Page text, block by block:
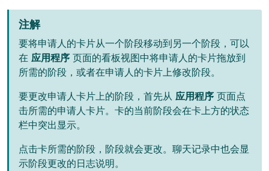
注解
要将申请人的卡片从一个阶段移动到另一个阶段，可以
在 应用程序 页面的看板视图中将申请人的卡片拖放到
所需的阶段，或者在申请人的卡片上修改阶段。
要更改申请人卡片上的阶段，首先从 应用程序 页面点
击所需的申请人卡片。卡的当前阶段会在卡上方的状态
栏中突出显示。
点击卡所需的阶段，阶段就会更改。聊天记录中也会显
示阶段更改的日志说明。